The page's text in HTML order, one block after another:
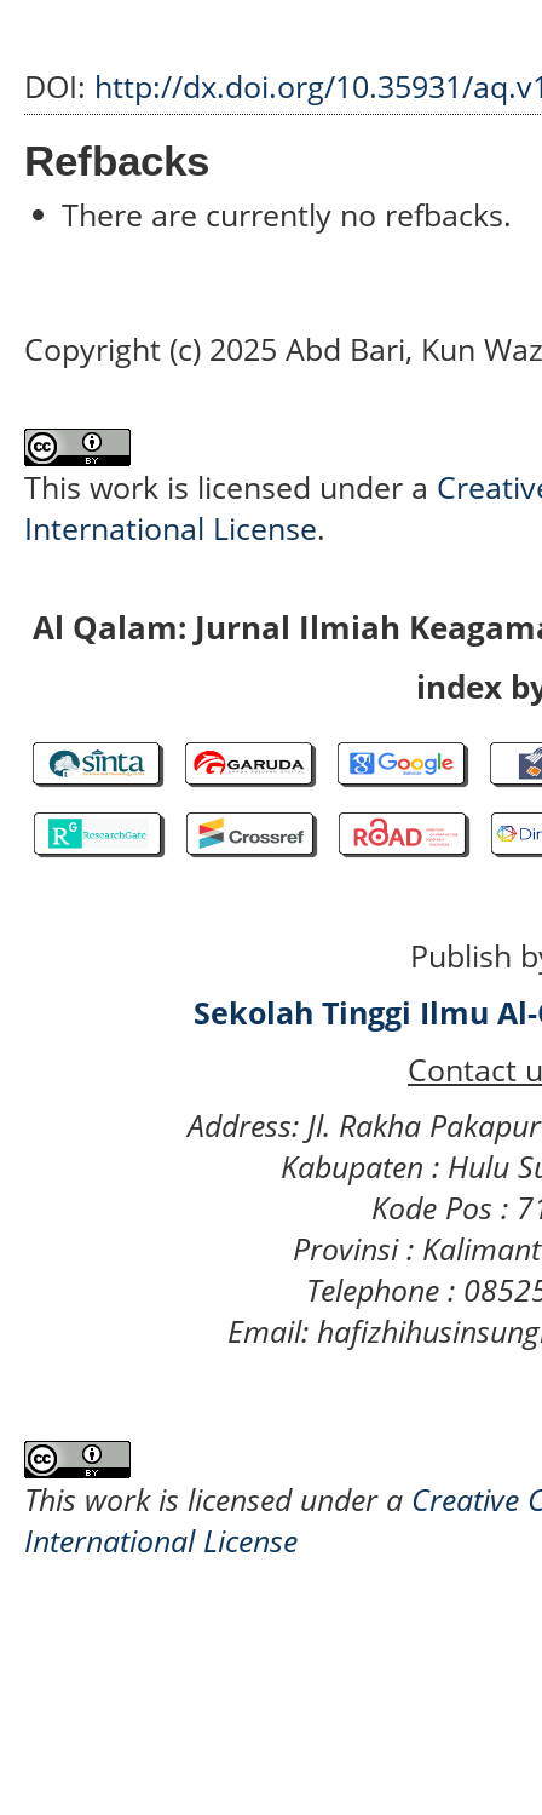
DOI: http://dx.doi.org/10.35931/
Refbacks
There are currently no refbacks.
Copyright (c) 2025 Abd Bari, Kun
This work is licensed under a
International License.
Al Qalam: Jurnal Ilmiah
index
Publish
Sekolah Tinggi Ilmu
Contact
Address: Jl. Rakha
Kabupaten : Hulu
Kode Pos :
Provinsi :
Telephone :
Email:
This work is licensed under a Creative
International License